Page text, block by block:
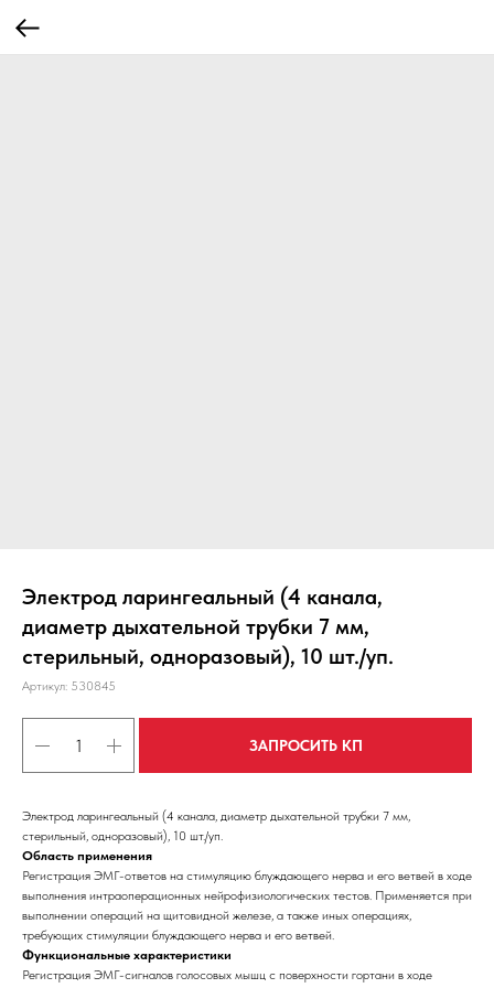
Электрод ларингеальный (4 канала,
диаметр дыхательной трубки 7 мм,
стерильный, одноразовый), 10 шт./уп.
Артикул: 530845
ЗАПРОСИТЬ КП
Электрод ларингеальный (4 канала, диаметр дыхательной трубки 7 мм,
стерильный, одноразовый), 10 шт./уп.
Область применения
Регистрация ЭМГ-ответов на стимуляцию блуждающего нерва и его ветвей в ходе
выполнения интраоперационных нейрофизиологических тестов. Применяется при
выполнении операций на щитовидной железе, а также иных операциях,
требующих стимуляции блуждающего нерва и его ветвей.
Функциональные характеристики
Регистрация ЭМГ-сигналов голосовых мышц с поверхности гортани в ходе